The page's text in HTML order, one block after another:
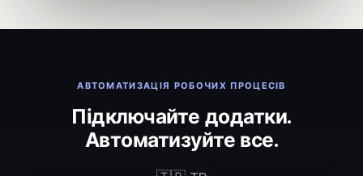
АВТОМАТИЗАЦІЯ РОБОЧИХ ПРОЦЕСІВ
Підключайте додатки.
Автоматизуйте все.